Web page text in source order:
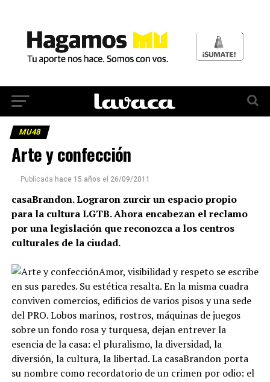
MU48
Arte y confección
Publicada hace 15 años el 26/09/2011
casaBrandon. Lograron zurcir un espacio propio
para la cultura LGTB. Ahora encabezan el reclamo
por una legislación que reconozca a los centros
culturales de la ciudad.
Amor, visibilidad y respeto se escribe
en sus paredes. Su estética resalta. En la misma cuadra
conviven comercios, edificios de varios pisos y una sede
del PRO. Lobos marinos, rostros, máquinas de juegos
sobre un fondo rosa y turquesa, dejan entrever la
esencia de la casa: el pluralismo, la diversidad, la
diversión, la cultura, la libertad. La casaBrandon porta
su nombre como recordatorio de un crimen por odio: el